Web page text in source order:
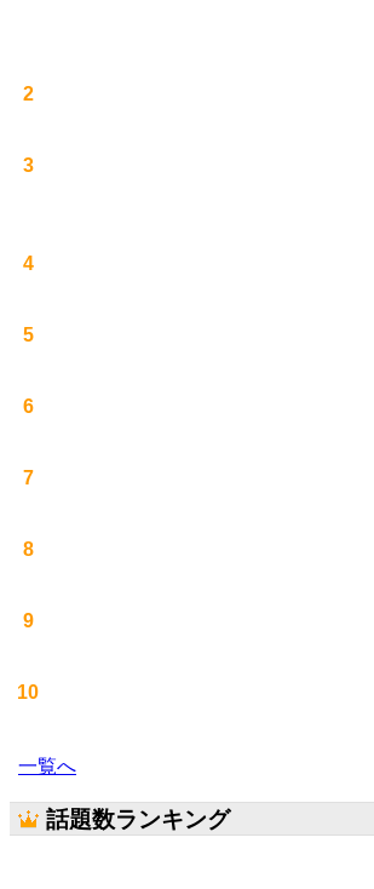
2
3
4
5
6
7
8
9
10
一覧へ
話題数ランキング